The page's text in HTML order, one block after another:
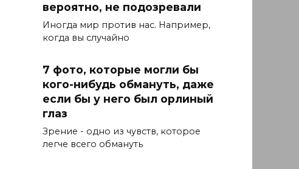
вероятно, не подозревали
Иногда мир против нас. Например,
когда вы случайно
7 фото, которые могли бы
кого-нибудь обмануть, даже
если бы у него был орлиный
глаз
Зрение - одно из чувств, которое
легче всего обмануть